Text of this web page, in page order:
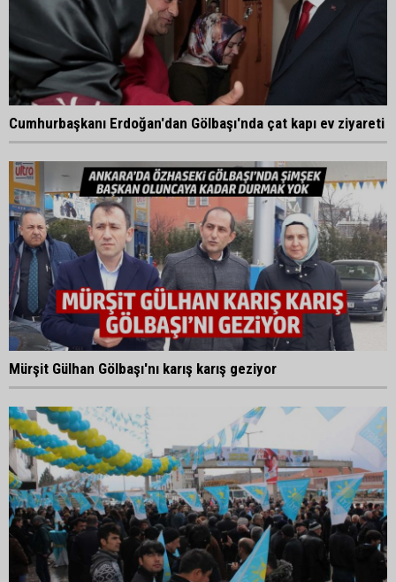
Cumhurbaşkanı Erdoğan'dan Gölbaşı'nda çat kapı ev ziyareti
Mürşit Gülhan Gölbaşı'nı karış karış geziyor